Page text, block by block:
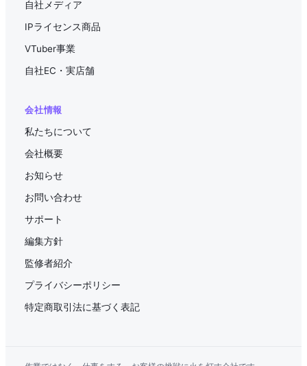
自社メディア
IPライセンス商品
VTuber事業
自社EC・実店舗
会社情報
私たちについて
会社概要
お知らせ
お問い合わせ
サポート
編集方針
監修者紹介
プライバシーポリシー
特定商取引法に基づく表記